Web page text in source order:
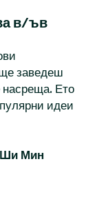
в/ъв
заведеш
насреща. Ето
идеи
Ши Мин